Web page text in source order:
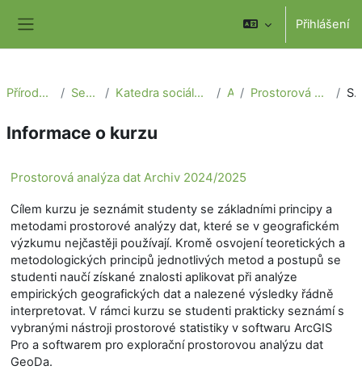
Přihlášení
Přírodovědecká fakulta Sekce geografie Katedra sociální geografie a regionálního rozvoje Archiv Prostorová analýza dat Archiv 2024/2025
Informace o kurzu
Prostorová analýza dat Archiv 2024/2025
Cílem kurzu je seznámit studenty se základními principy a
metodami prostorové analýzy dat, které se v geografickém
výzkumu nejčastěji používají. Kromě osvojení teoretických a
metodologických principů jednotlivých metod a postupů se
studenti naučí získané znalosti aplikovat při analýze
empirických geografických dat a nalezené výsledky řádně
interpretovat. V rámci kurzu se studenti prakticky seznámí s
vybranými nástroji prostorové statistiky v softwaru ArcGIS
Pro a softwarem pro explorační prostorovou analýzu dat
GeoDa.